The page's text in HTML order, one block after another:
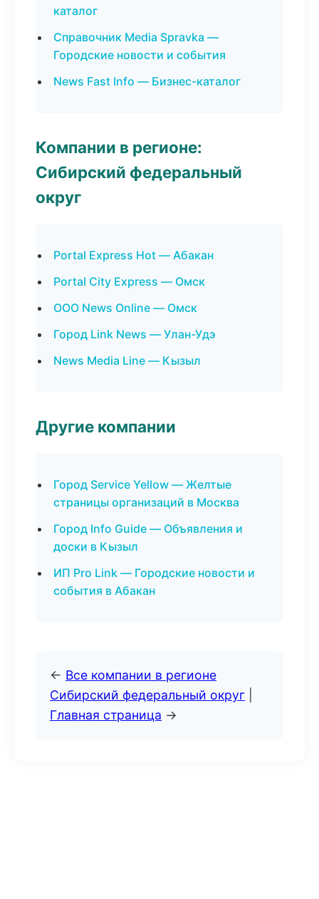
каталог
Справочник Media Spravka —
Городские новости и события
News Fast Info — Бизнес-каталог
Компании в регионе:
Сибирский федеральный
округ
Portal Express Hot — Абакан
Portal City Express — Омск
ООО News Online — Омск
Город Link News — Улан-Удэ
News Media Line — Кызыл
Другие компании
Город Service Yellow — Желтые
страницы организаций в Москва
Город Info Guide — Объявления и
доски в Кызыл
ИП Pro Link — Городские новости и
события в Абакан
← Все компании в регионе
Сибирский федеральный округ
Главная страница →